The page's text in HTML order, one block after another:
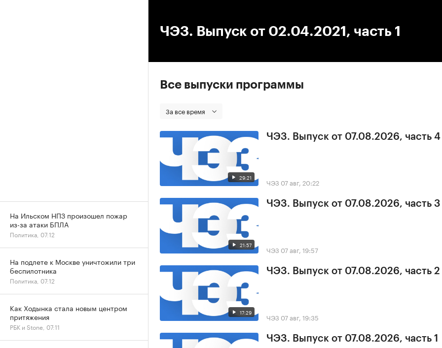
ЧЭЗ. Выпуск от 02.04.2021, часть 1
Все выпуски программы
За все время
29:21
ЧЭЗ. Выпуск от 07.08.2026, часть 4
ЧЭЗ 07 авг, 20:22
21:57
ЧЭЗ. Выпуск от 07.08.2026, часть 3
ЧЭЗ 07 авг, 19:57
17:29
ЧЭЗ. Выпуск от 07.08.2026, часть 2
ЧЭЗ 07 авг, 19:35
ЧЭЗ. Выпуск от 07.08.2026, часть 1
На Ильском НПЗ произошел пожар
из-за атаки БПЛА
Политика, 07:12
На подлете к Москве уничтожили три
беспилотника
Политика, 07:12
Как Ходынка стала новым центром
притяжения
РБК и Stone, 07:11